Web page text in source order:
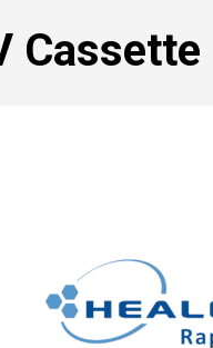
Cassette